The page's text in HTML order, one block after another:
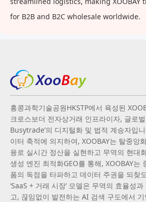
for B2B and B2C wholesale worldwide.
홍콩과학기술공원HKSTP에서 육성된
크로스보더 전자상거래 인프라이자, 글로
Busytrade’의 디지털화 및 법적 계승자입
이터 축적에 의지하여, XOOBAY는 탈중앙
융로 실시간 정산을 실현하고 무역의 현대
생성 엔진 최적화GEO를 통해, XOOBAY는
폼의 독점을 타파하고 데이터 주권을 되찾
‘SaaS + 거래 시장’ 모델은 무역의 효율성
고, 끊임없이 발전하는 AI 검색 구도에서